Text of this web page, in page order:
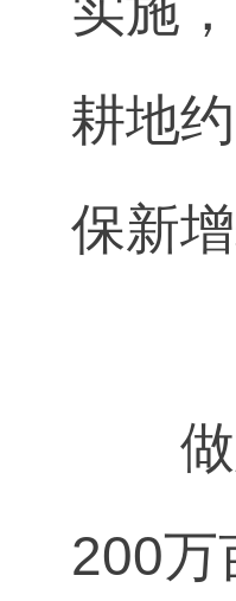
耕地
保新
200万